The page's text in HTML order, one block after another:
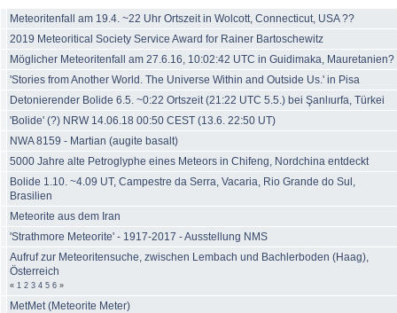
Meteoritenfall am 19.4. ~22 Uhr Ortszeit in Wolcott, Connecticut, USA ??
2019 Meteoritical Society Service Award for Rainer Bartoschewitz
Möglicher Meteoritenfall am 27.6.16, 10:02:42 UTC in Guidimaka, Mauretanien?
'Stories from Another World. The Universe Within and Outside Us.' in Pisa
Detonierender Bolide 6.5. ~0:22 Ortszeit (21:22 UTC 5.5.) bei Şanlıurfa, Türkei
'Bolide' (?) NRW 14.06.18 00:50 CEST (13.6. 22:50 UT)
NWA 8159 - Martian (augite basalt)
5000 Jahre alte Petroglyphe eines Meteors in Chifeng, Nordchina entdeckt
Bolide 1.10. ~4.09 UT, Campestre da Serra, Vacaria, Rio Grande do Sul,
Brasilien
Meteorite aus dem Iran
'Strathmore Meteorite' - 1917-2017 - Ausstellung NMS
Aufruf zur Meteoritensuche, zwischen Lembach und Bachlerboden (Haag),
Österreich
« 1 2 3 4 5 6 »
MetMet (Meteorite Meter)